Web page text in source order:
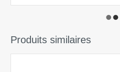
Produits similaires